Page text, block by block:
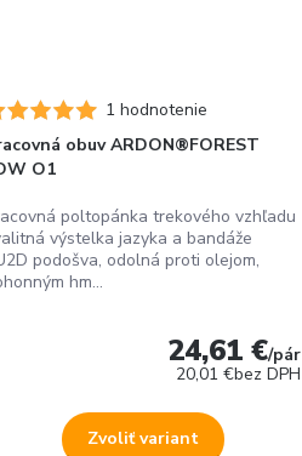
1 hodnotenie
obuv ARDON®FOREST
O1
poltopánka trekového vzhľadu
výstelka jazyka a bandáže
podošva, odolná proti olejom,
hm...
24,61 €/pár
20,01 €bez DPH
Zvoliť variant